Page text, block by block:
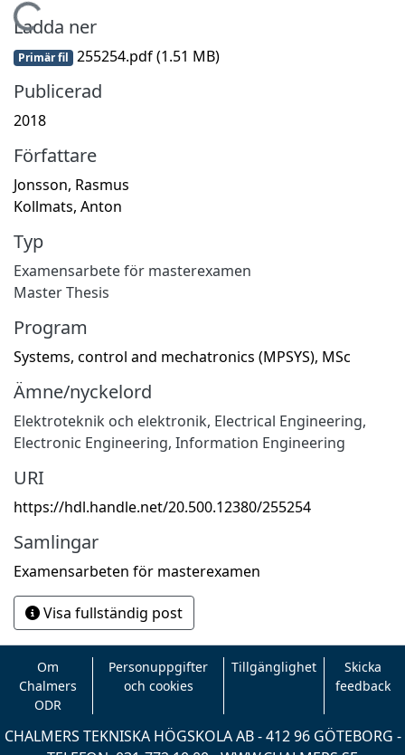
Hämtar...
Ladda ner
Primär fil 255254.pdf(1.51 MB)
Publicerad
2018
Författare
Jonsson, Rasmus
Kollmats, Anton
Typ
Examensarbete för masterexamen
Master Thesis
Program
Systems, control and mechatronics (MPSYS), MSc
Ämne/nyckelord
Elektroteknik och elektronik, Electrical Engineering,
Electronic Engineering, Information Engineering
URI
https://hdl.handle.net/20.500.12380/255254
Samlingar
Examensarbeten för masterexamen
Visa fullständig post
Om
Chalmers
ODR
Personuppgifter
och cookies
Tillgänglighet
Skicka
feedback
CHALMERS TEKNISKA HÖGSKOLA AB - 412 96 GÖTEBORG -